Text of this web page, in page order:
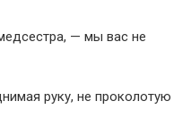
— мы вас не
руку, не проколотую